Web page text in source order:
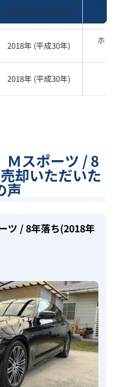
2018年 (平成30年)
ブラ
2018年 (平成30年)
ホワ
2018年 (平成30年)
Ｍスポーツ / 8
却いただいた
声
ツ / 8年落ち(2018年